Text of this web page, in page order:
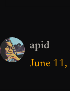
apid
June